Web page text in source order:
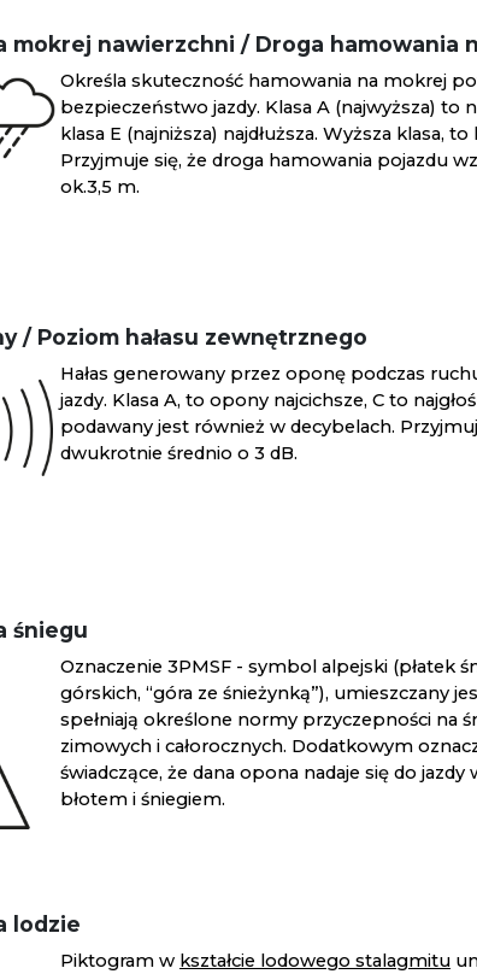
mokrej nawierzchni / Droga hamowania
Określa skuteczność hamowania na mokrej
bezpieczeństwo jazdy. Klasa A (najwyższa) to
klasa E (najniższa) najdłuższa. Wyższa klasa,
Przyjmuje się, że droga hamowania pojazdu
ok.3,5 m.
/ Poziom hałasu zewnętrznego
Hałas generowany przez oponę podczas
jazdy. Klasa A, to opony najcichsze, C to
podawany jest również w decybelach.
dwukrotnie średnio o 3 dB.
śniegu
Oznaczenie 3PMSF - symbol alpejski (płatek
górskich, “góra ze śnieżynką”), umieszczany
spełniają określone normy przyczepności na
zimowych i całorocznych. Dodatkowym
świadczące, że dana opona nadaje się do
błotem i śniegiem.
lodzie
Piktogram w kształcie lodowego stalagmitu